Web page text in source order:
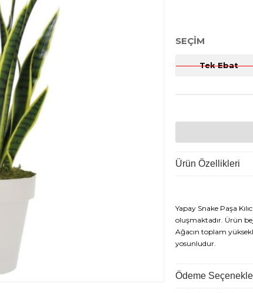
SEÇIM
Tek Ebat
Ürün Özellikleri
Yapay Snake Paşa
oluşmaktadır. Ürün
Ağacın toplam
yosunludur.
Ürünlerimizde
Ödeme